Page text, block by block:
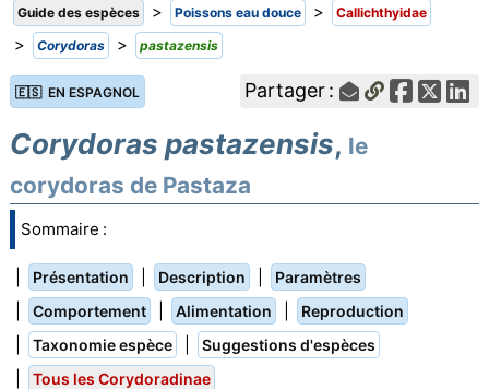
Guide des espèces > Poissons eau douce > Callichthyidae
> Corydoras > pastazensis
🇪🇸 EN ESPAGNOL Partager :
Corydoras pastazensis, le
corydoras de Pastaza
Sommaire :
Présentation Description Paramètres
Comportement Alimentation Reproduction
Taxonomie espèce Suggestions d'espèces
Tous les Corydoradinae